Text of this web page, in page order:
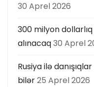
30 Aprel 2026
300 milyon
alınacaq30 Aprel
Rusiya ilə
bilər25 Aprel 2026